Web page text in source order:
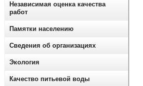
Независимая оценка качества
работ
Памятки населению
Сведения об организациях
Экология
Качество питьевой воды